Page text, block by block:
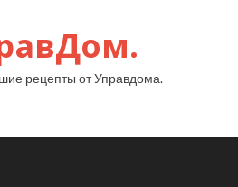
рецепты от Управдома.